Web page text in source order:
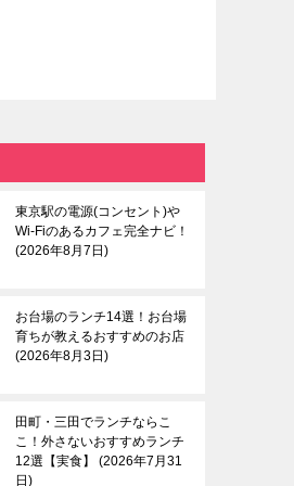
東京駅の電源(コンセント)や
Wi-Fiのあるカフェ完全ナビ！
2026年8月7日
お台場のランチ14選！お台場
育ちが教えるおすすめのお店
2026年8月3日
田町・三田でランチならこ
こ！外さないおすすめランチ
12選【実食】
2026年7月31
日